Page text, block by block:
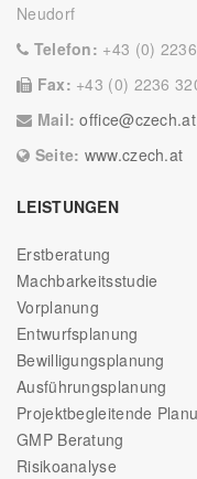
Neudorf
Telefon: +43 (0)
Fax: +43 (0) 2236
Mail:office@czech.at
Seite: www.czech.at
LEISTUNGEN
Erstberatung
Machbarkeitsstudie
Vorplanung
Entwurfsplanung
Bewilligungsplanung
Ausführungsplanung
Projektbegleitende
GMP Beratung
Risikoanalyse